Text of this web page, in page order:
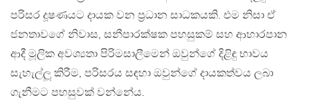
පරිසර දූෂණයට දායක වන ප‍්‍රධාන සාධකයකි. එම නිසා ඒ
ජනතාවගේ නිවාස, සනීපාරක්ෂක පහසුකම් සහ ආහාරපාන
ආදී මූලික අවශ්‍යතා පිරිමසාලීමෙන් ඔවුන්ගේ දිළිඳු භාවය
සැහැල්ලූ කිරීම, පරිසරය සඳහා ඔවුන්ගේ දායකත්වය ලබා
ගැනීමට පහසුවක් වන්නේය.